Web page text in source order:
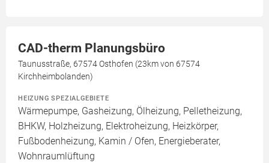
CAD-therm Planungsbüro
Taunusstraße, 67574 Osthofen (23km von 67574
Kirchheimbolanden)
HEIZUNG SPEZIALGEBIETE
Wärmepumpe, Gasheizung, Ölheizung, Pelletheizung,
BHKW, Holzheizung, Elektroheizung, Heizkörper,
Fußbodenheizung, Kamin / Ofen, Energieberater,
Wohnraumlüftung